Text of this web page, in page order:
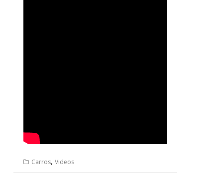
Carros, Videos